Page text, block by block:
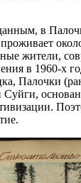
в
жители,
в 1960-х
Палочки
Суйги,